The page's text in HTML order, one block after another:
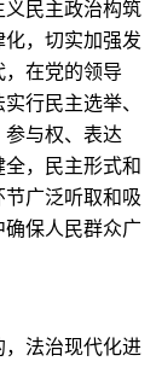
民主政治构筑
，切实加强发
，在党的领导
行民主选举、
参与权、表达
，民主形式和
广泛听取和吸
保人民群众广
法治现代化进